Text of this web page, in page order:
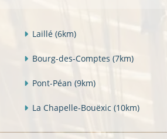
Laillé (6km)
Bourg-des-Comptes (7km)
Pont-Péan (9km)
La Chapelle-Bouëxic (10km)